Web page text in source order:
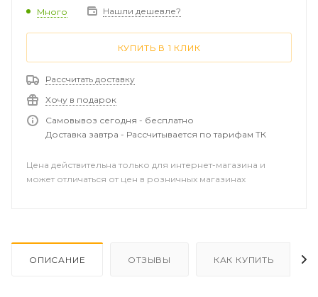
вдхр: Рыбинское, Горьковское, Чебоксарское,
Азовского моря.
р. Кама от Соликамска до Волги (включая вдхр:
Камское, Воткинское, Нижнекамское).
р. Вятка (от Луговой Изран).
Много Нашли дешевле?
КУПИТЬ В 1 КЛИК
Рассчитать доставку
Хочу в подарок
Самовывоз сегодня - бесплатно
Доставка завтра - Рассчитывается по тарифам ТК
Цена действительна только для интернет-магазина и
может отличаться от цен в розничных магазинах
ОПИСАНИЕ ОТЗЫВЫ КАК КУПИТЬ